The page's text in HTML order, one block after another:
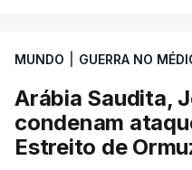
aplicação do plano de
Além disso, o
televisão israelita
acesso às deliberações
MUNDO GUERRA NO
Arábia Saudita,
condenam
Estreito de